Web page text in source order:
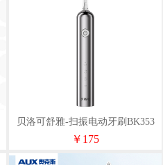
贝洛可舒雅-扫振电动牙刷BK353
￥175